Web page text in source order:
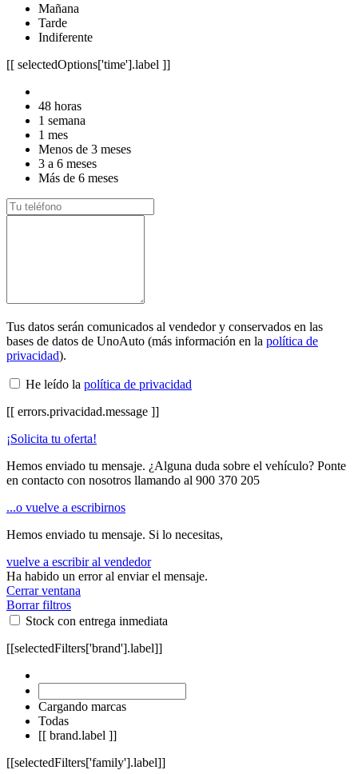
Mañana
Tarde
Indiferente
[[ selectedOptions['time'].label ]]
48 horas
1 semana
1 mes
Menos de 3 meses
3 a 6 meses
Más de 6 meses
Tus datos serán comunicados al vendedor y conservados en las
bases de datos de UnoAuto (más información en la política de
privacidad).
He leído la política de privacidad
[[ errors.privacidad.message ]]
¡Solicita tu oferta!
Hemos enviado tu mensaje. ¿Alguna duda sobre el vehículo? Ponte
en contacto con nosotros llamando al 900 370 205
...o vuelve a escribirnos
Hemos enviado tu mensaje. Si lo necesitas,
vuelve a escribir al vendedor
Ha habido un error al enviar el mensaje.
Cerrar ventana
Borrar filtros
Stock con entrega inmediata
[[selectedFilters['brand'].label]]
Cargando marcas
Todas
[[ brand.label ]]
[[selectedFilters['family'].label]]